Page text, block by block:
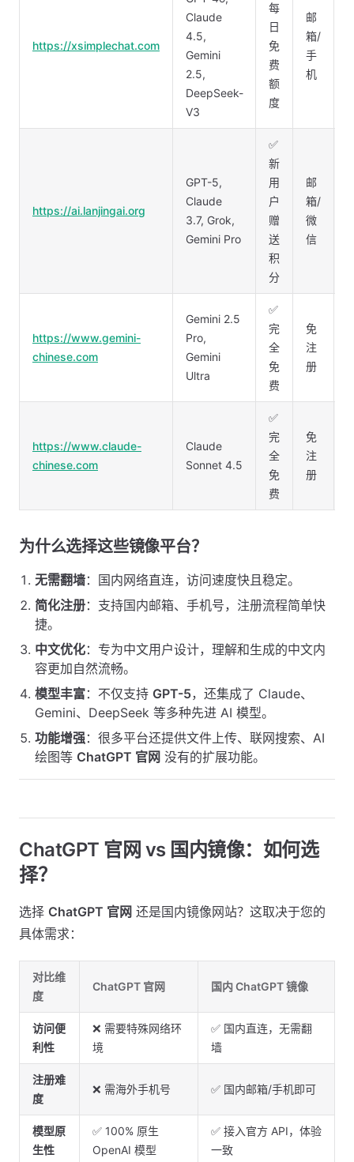
https://xsimplechat.com
Claude
4.5,
Gemini
2.5,
DeepSeek-
V3
每
日
免
费
额
度
邮
箱/
手
机
https://ai.lanjingai.org
GPT-5,
Claude
3.7, Grok,
Gemini Pro
✅
新
用
户
赠
送
积
分
邮
箱/
微
信
https://www.gemini-
chinese.com
Gemini 2.5
Pro,
Gemini
Ultra
✅
完
全
免
费
免
注
册
https://www.claude-
chinese.com
Claude
Sonnet 4.5
✅
完
全
免
费
免
注
册
为什么选择这些镜像平台？
无需翻墙：国内网络直连，访问速度快且稳定。
简化注册：支持国内邮箱、手机号，注册流程简单快
捷。
中文优化：专为中文用户设计，理解和生成的中文内
容更加自然流畅。
模型丰富：不仅支持 GPT-5，还集成了 Claude、
Gemini、DeepSeek 等多种先进 AI 模型。
功能增强：很多平台还提供文件上传、联网搜索、AI
绘图等 ChatGPT 官网 没有的扩展功能。
ChatGPT 官网 vs 国内镜像：如何选
择？
选择 ChatGPT 官网 还是国内镜像网站？这取决于您的
具体需求：
对比维
度
ChatGPT 官网 国内 ChatGPT 镜像
访问便
利性
❌ 需要特殊网络环
境
✅ 国内直连，无需翻
墙
注册难
度
❌ 需海外手机号 ✅ 国内邮箱/手机即可
模型原
生性
✅ 100% 原生
OpenAI 模型
✅ 接入官方 API，体验
一致